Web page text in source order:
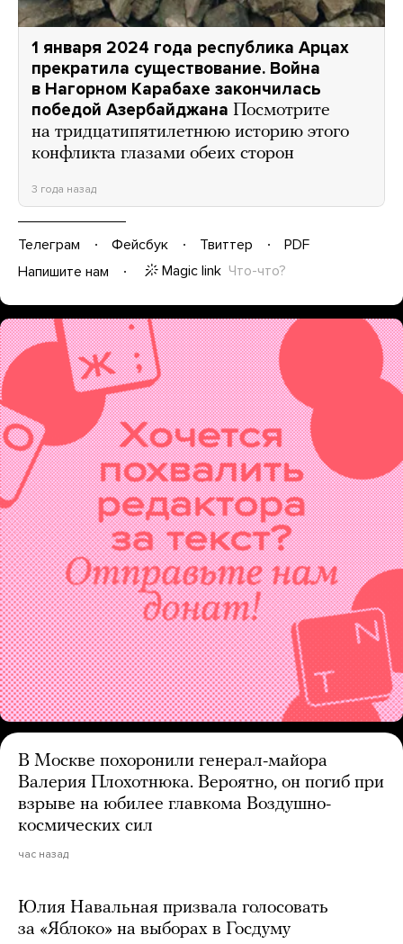
1 января 2024 года республика Арцах
прекратила существование. Война
в Нагорном Карабахе закончилась
победой Азербайджана Посмотрите
на тридцатипятилетнюю историю этого
конфликта глазами обеих сторон
3 года назад
Телеграм Фейсбук Твиттер
PDF
Напишите нам
Magic link Что-что?
В Москве похоронили генерал-майора
Валерия Плохотнюка. Вероятно, он погиб при
взрыве на юбилее главкома Воздушно-
космических сил
час назад
Юлия Навальная призвала голосовать
за «Яблоко» на выборах в Госдуму